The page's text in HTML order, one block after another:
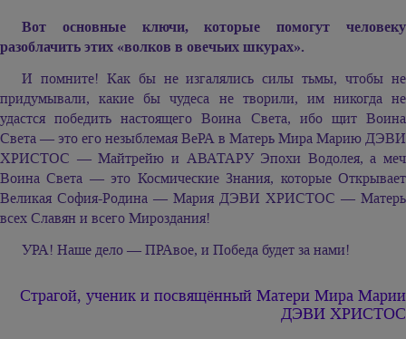
Вот основные ключи, которые помогут человеку
разоблачить этих «волков в овечьих шкурах».
И помните! Как бы не изгалялись силы тьмы, чтобы не
придумывали, какие бы чудеса не творили, им никогда не
удастся победить настоящего Воина Света, ибо щит Воина
Света — это его незыблемая ВеРА в Матерь Мира Марию ДЭВИ
ХРИСТОС — Майтрейю и АВАТАРУ Эпохи Водолея, а меч
Воина Света — это Космические Знания, которые Открывает
Великая София-Родина — Мария ДЭВИ ХРИСТОС — Матерь
всех Славян и всего Мироздания!
УРА! Наше дело — ПРАвое, и Победа будет за нами!
Страгой, ученик и посвящённый Матери Мира Марии
ДЭВИ ХРИСТОС